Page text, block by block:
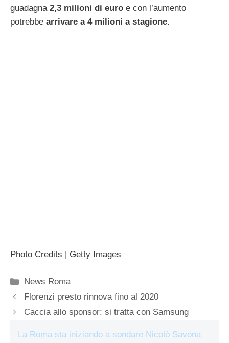
guadagna 2,3 milioni di euro e con l’aumento
potrebbe arrivare a 4 milioni a stagione.
Photo Credits | Getty Images
Categorie
News Roma
Florenzi presto rinnova fino al 2020
Caccia allo sponsor: si tratta con Samsung
La Roma sta iniziando a sondare Nicolò Savona